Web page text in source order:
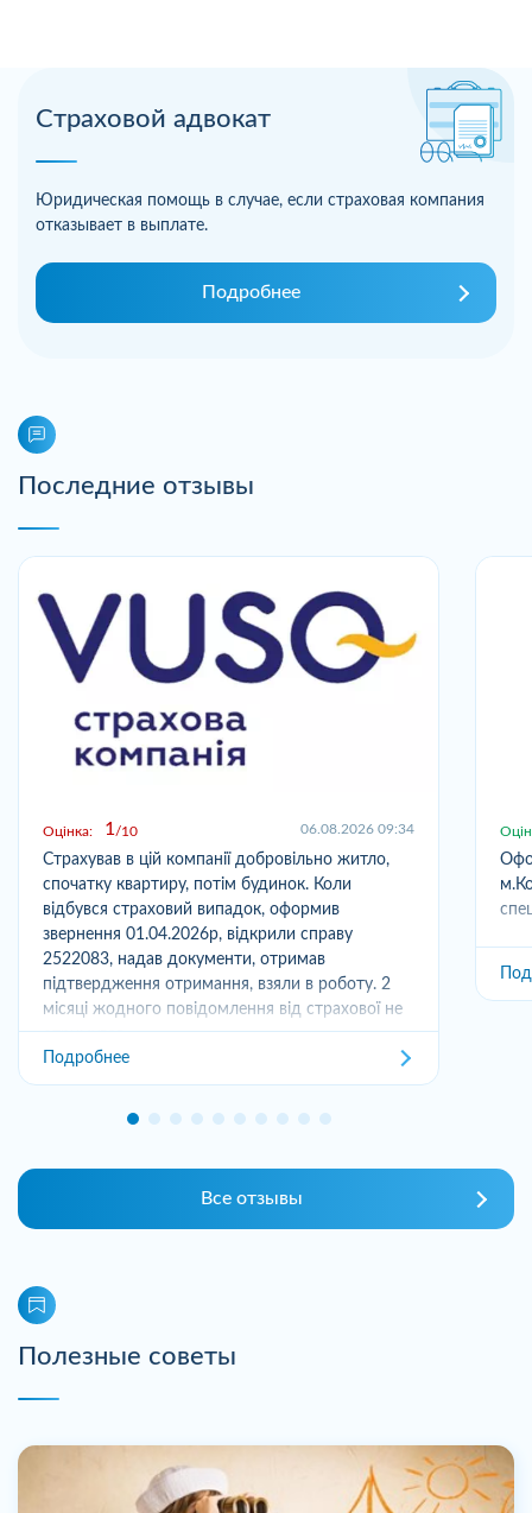
Страховой адвокат
Юридическая помощь в случае, если страховая компания
отказывает в выплате.
Подробнее
Последние отзывы
Оцінка: 1 10 06.08.2026 09:34
Страхував в цій компанії добровільно житло,
спочатку квартиру, потім будинок. Коли
відбувся страховий випадок, оформив
звернення 01.04.2026р, відкрили справу
2522083, надав документи, отримав
підтвердження отримання, взяли в роботу. 2
місяці жодного повідомлення від страхової не
отримував,...
Подробнее
Все отзывы
Полезные советы